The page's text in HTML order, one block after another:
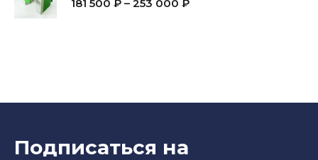
181 500 ₽ – 253 000 ₽
Подписаться на